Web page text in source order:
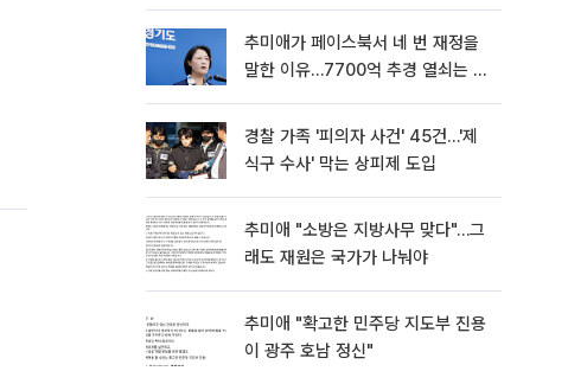
추미애가 페이스북서 네 번 재정을
말한 이유…7700억 추경 열쇠는 도
경찰 가족 '피의자 사건' 45건…'제
식구 수사' 막는 상피제 도입
추미애 "소방은 지방사무 맞다"…그
래도 재원은 국가가 나눠야
추미애 "확고한 민주당 지도부 진용
이 광주 호남 정신"